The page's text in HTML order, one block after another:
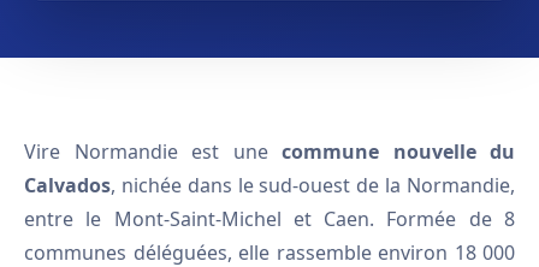
Vire Normandie est une commune nouvelle du
Calvados, nichée dans le sud-ouest de la Normandie,
entre le Mont-Saint-Michel et Caen. Formée de 8
communes déléguées, elle rassemble environ 18 000